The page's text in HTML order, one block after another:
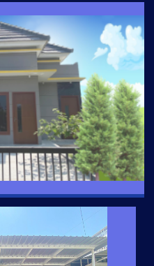
Free Desain, Dapur,
2 Kamar Mandi.